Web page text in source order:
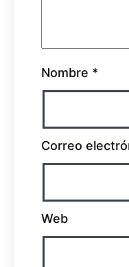
Nombre *
Correo
Web